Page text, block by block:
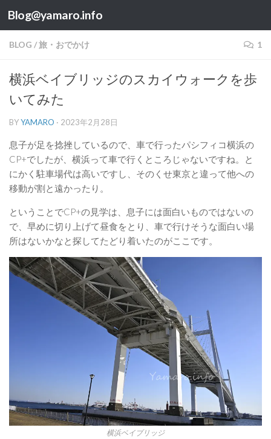
コンテンツへスキップ
Blog@yamaro.info
BLOG /旅・おでかけ 1
横浜ベイブリッジのスカイウォークを歩
いてみた
BYYAMARO · 2023年2月28日
息子が足を捻挫しているので、車で行ったパシフィコ横浜の
CP+でしたが、横浜って車で行くところじゃないですね。と
にかく駐車場代は高いですし、そのくせ東京と違って他への
移動が割と遠かったり。
ということでCP+の見学は、息子には面白いものではないの
で、早めに切り上げて昼食をとり、車で行けそうな面白い場
所はないかなと探してたどり着いたのがここです。
横浜ベイブリッジ